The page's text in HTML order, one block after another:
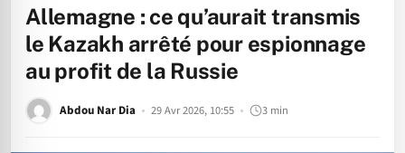
Allemagne : ce qu’aurait transmis
le Kazakh arrêté pour espionnage
au profit de la Russie
Abdou Nar Dia 29 Avr 2026, 10:55 3 min